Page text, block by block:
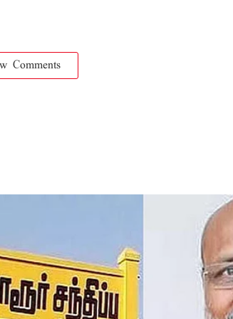
Comments